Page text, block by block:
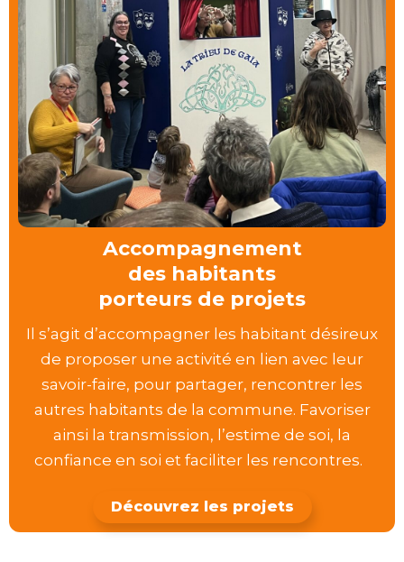
Accompagnement
des habitants
porteurs de projets
Il s’agit d’accompagner les habitant désireux
de proposer une activité en lien avec leur
savoir-faire, pour partager, rencontrer les
autres habitants de la commune. Favoriser
ainsi la transmission, l’estime de soi, la
confiance en soi et faciliter les rencontres.
Découvrez les projets